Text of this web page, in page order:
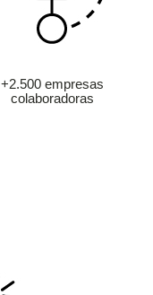
+2.500 empresas
colaboradoras